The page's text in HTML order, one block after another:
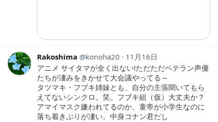
Rakoshima konoha20
11月16日
アニメ サイタマが全く出ない!ただただベテラン声優
たちが凄みをきかせて大会議やってる～
タツマキ・フブキ姉妹とも、自分の主張聞いてもら
えてないシンクロ。笑。フブキ組（仮）大丈夫か？
アマイマスク嫌われてるのか。童帝が小学生なのに
落ち着きぶりが凄い。中身コナン君だし